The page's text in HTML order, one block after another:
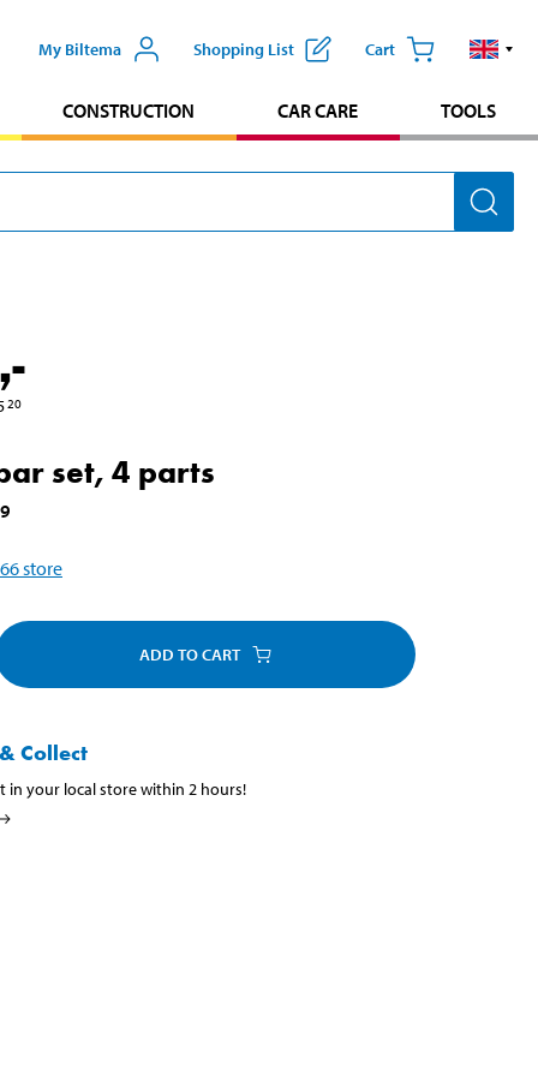
My Biltema Shopping List Cart
CONSTRUCTION CAR CARE TOOLS
,-
20
set, 4 parts
66store
ADD TO CART
Collect
in your local store within 2 hours!